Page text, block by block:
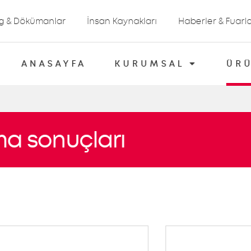
& Dökümanlar İnsan Kaynakları Haberler &
ANASAYFA KURUMSAL
sonuçları